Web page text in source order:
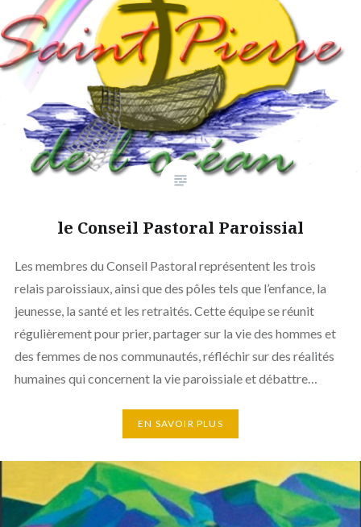
le Conseil Pastoral Paroissial
Les membres du Conseil Pastoral représentent les trois
relais paroissiaux, ainsi que des pôles tels que l’enfance, la
jeunesse, la santé et les retraités. Cette équipe se réunit
régulièrement pour prier, partager sur la vie des hommes et
des femmes de nos communautés, réfléchir sur des réalités
humaines qui concernent la vie paroissiale et débattre…
EN SAVOIR PLUS